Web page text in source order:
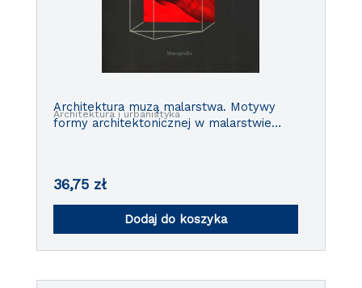
Architektura i urbanistyka
Architektura muzą malarstwa. Motywy
formy architektonicznej w malarstwie
36,75 zł
Dodaj do koszyka